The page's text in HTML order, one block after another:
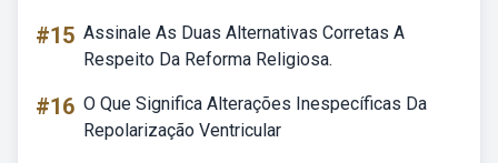
#15 Assinale As Duas Alternativas Corretas A
Respeito Da Reforma Religiosa.
#16 O Que Significa Alterações Inespecíficas Da
Repolarização Ventricular